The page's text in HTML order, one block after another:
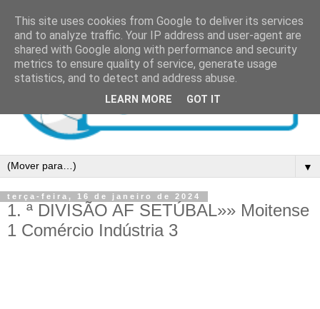
▼
terça-feira, 16 de janeiro de 2024
1. ª DIVISÃO AF SETÚBAL»» Moitense
1 Comércio Indústria 3
This site uses cookies from Google to deliver its services
and to analyze traffic. Your IP address and user-agent are
shared with Google along with performance and security
metrics to ensure quality of service, generate usage
statistics, and to detect and address abuse.
LEARN MORE GOT IT